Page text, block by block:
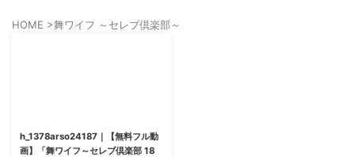
HOME >舞ワイフ ～セレブ倶楽部～
h_1378arso24187｜【無料フル動
画】「舞ワイフ～セレブ倶楽部 18